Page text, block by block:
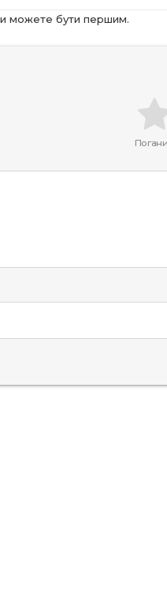
можете бути першим.